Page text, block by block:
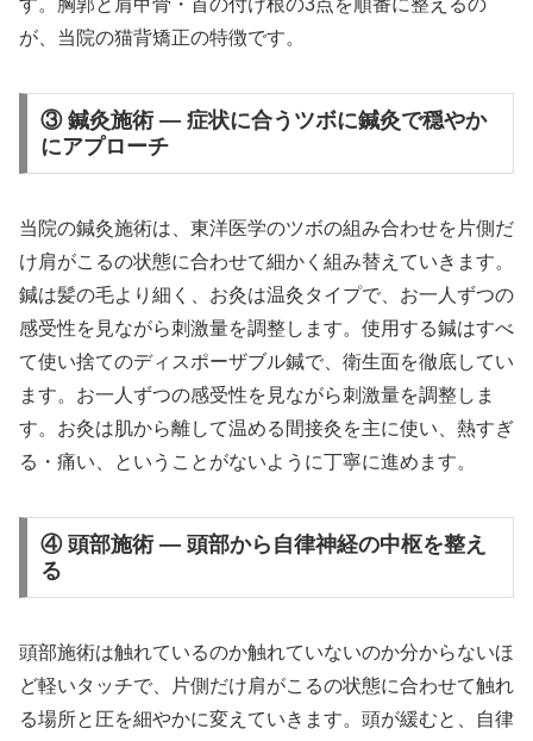
す。胸郭と肩甲骨・首の付け根の3点を順番に整えるの
が、当院の猫背矯正の特徴です。
③ 鍼灸施術 — 症状に合うツボに鍼灸で穏やか
にアプローチ
当院の鍼灸施術は、東洋医学のツボの組み合わせを片側だ
け肩がこるの状態に合わせて細かく組み替えていきます。
鍼は髪の毛より細く、お灸は温灸タイプで、お一人ずつの
感受性を見ながら刺激量を調整します。使用する鍼はすべ
て使い捨てのディスポーザブル鍼で、衛生面を徹底してい
ます。お一人ずつの感受性を見ながら刺激量を調整しま
す。お灸は肌から離して温める間接灸を主に使い、熱すぎ
る・痛い、ということがないように丁寧に進めます。
④ 頭部施術 — 頭部から自律神経の中枢を整え
る
頭部施術は触れているのか触れていないのか分からないほ
ど軽いタッチで、片側だけ肩がこるの状態に合わせて触れ
る場所と圧を細やかに変えていきます。頭が緩むと、自律